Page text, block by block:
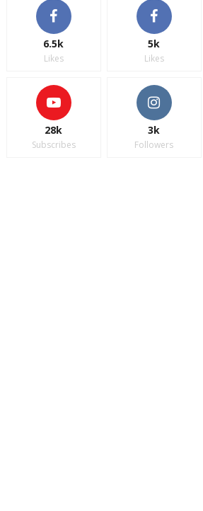
6.5k
Likes
5k
Likes
28k
Subscribes
3k
Followers